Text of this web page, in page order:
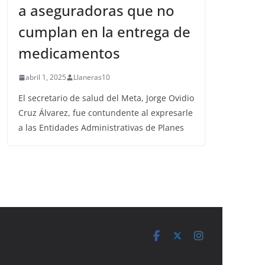
a aseguradoras que no
cumplan en la entrega de
medicamentos
abril 1, 2025 Llaneras10
El secretario de salud del Meta, Jorge Ovidio
Cruz Álvarez, fue contundente al expresarle
a las Entidades Administrativas de Planes